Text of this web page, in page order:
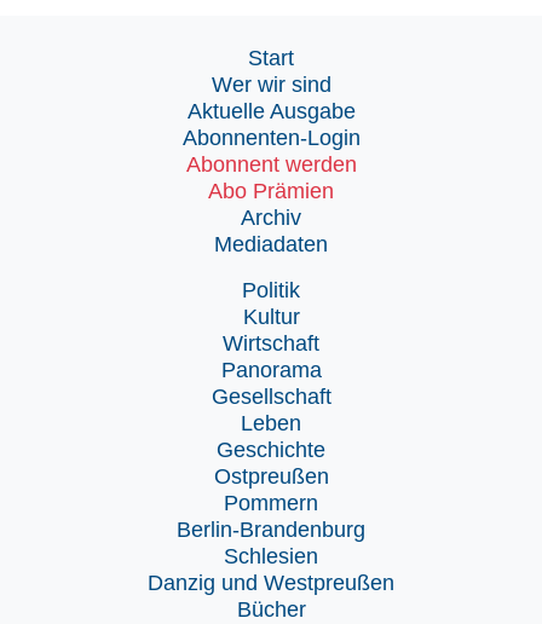
Start
Wer wir sind
Aktuelle Ausgabe
Abonnenten-Login
Abonnent werden
Abo Prämien
Archiv
Mediadaten
Politik
Kultur
Wirtschaft
Panorama
Gesellschaft
Leben
Geschichte
Ostpreußen
Pommern
Berlin-Brandenburg
Schlesien
Danzig und Westpreußen
Bücher